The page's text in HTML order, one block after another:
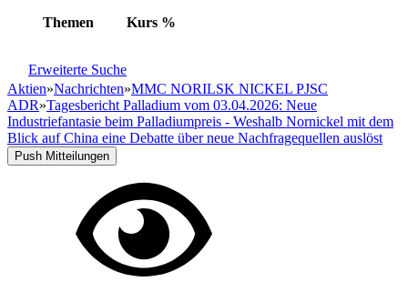
Themen Kurs %
Erweiterte Suche
Aktien»Nachrichten»MMC NORILSK NICKEL PJSC
ADR»Tagesbericht Palladium vom 03.04.2026: Neue
Industriefantasie beim Palladiumpreis - Weshalb Nornickel mit dem
Blick auf China eine Debatte über neue Nachfragequellen auslöst
Push Mitteilungen